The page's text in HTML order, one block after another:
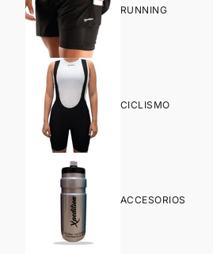
RUNNING
CICLISMO
ACCESORIOS